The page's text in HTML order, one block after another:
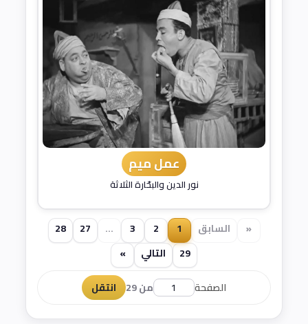
عمل ميم
نور الدين والبحّارة الثلاثة
« السابق 1
2
3
...
27
28
29
التالي
»
الصفحة
من 29 انتقل